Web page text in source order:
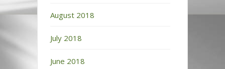
August 2018
July 2018
June 2018